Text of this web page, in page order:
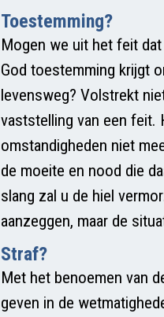
Toestemming?
Mogen we uit het feit
God toestemming krijgt
levensweg? Volstrekt
vaststelling van een feit.
omstandigheden niet
de moeite en nood die
slang zal u de hiel
aanzeggen, maar de
Straf?
Met het benoemen van
geven in de